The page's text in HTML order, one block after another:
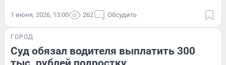
1 июня, 2026, 13:00 262 Обсудить
ГОРОД
Суд обязал водителя выплатить 300